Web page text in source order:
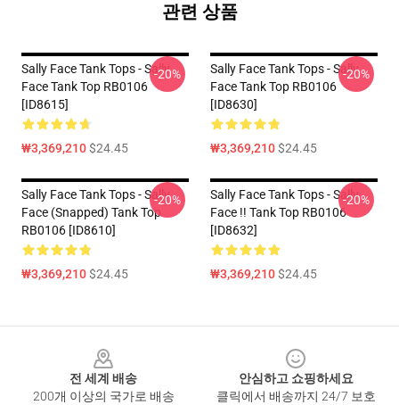
관련 상품
Sally Face Tank Tops - Sally
Face Tank Top RB0106
[ID8615]
₩3,369,210$24.45
-20%
Sally Face Tank Tops - Sally
Face Tank Top RB0106
[ID8630]
₩3,369,210$24.45
-20%
Sally Face Tank Tops - Sally
Face (Snapped) Tank Top
RB0106 [ID8610]
₩3,369,210$24.45
-20%
Sally Face Tank Tops - Sally
Face !! Tank Top RB0106
[ID8632]
₩3,369,210$24.45
-20%
전 세계 배송
200개 이상의 국가로 배송
안심하고 쇼핑하세요
클릭에서 배송까지 24/7 보호